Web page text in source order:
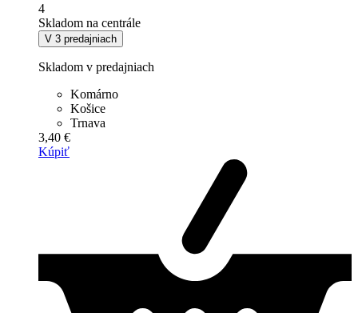
4
Skladom na centrále
V 3 predajniach
Skladom v predajniach
Komárno
Košice
Trnava
3,40 €
Kúpiť